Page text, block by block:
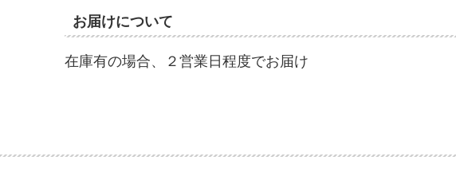
お届けについて
在庫有の場合、２営業日程度でお届け